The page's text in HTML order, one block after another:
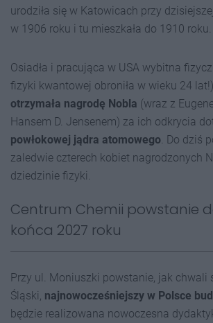
urodziła się w Katowicach przy
w 1906 roku i tu mieszkała do 1910 roku.
Osiadła i pracująca w USA wybitna
fizyki kwantowej obroniła w wieku 24 lat!)
otrzymała nagrodę Nobla (wraz z
Hansem D. Jensenem) za ich odkrycia
powłokowej jądra atomowego. Do dziś
zaledwie czterech kobiet nagrodzonych
dziedzinie fizyki.
Centrum Chemii powstanie
końca 2027 roku
Przy ul. Moniuszki powstanie, jak chwali
Śląski, najnowocześniejszy w Polsce
będzie realizowana nowoczesna